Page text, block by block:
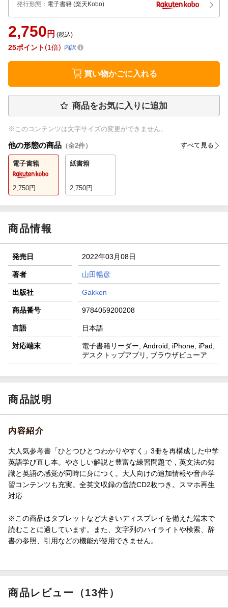
発行形態 ： 電子書籍 (楽天Kobo)
2,750 円 (税込)
25ポイント 1倍 内訳
買い物かごに入れる
商品をお気に入りに追加
※このコンテンツは文字サイズの変更ができません。
他の形態の商品 （全2件） すべて見る
電子書籍
2,750円
紙書籍
2,750円
商品情報
発売日 2022年03月08日
著者 山田暢彦
出版社 Gakken
商品番号 9784059200208
言語 日本語
対応端末
電子書籍リーダー, Android, iPhone, iPad,
デスクトップアプリ, ブラウザビューア
商品説明
内容紹介
大人気参考書「ひとつひとつわかりやすく」3冊を再構成した中学
英語学び直し本。やさしい解説と豊富な練習問題で，英文法の知
識と英語の感覚が同時に身につく。大人向けの追加情報や音声学
習コンテンツも充実。全英文収録の音読CD2枚つき。スマホ再生
対応
※この商品はタブレットなど大きいディスプレイを備えた端末で
読むことに適しています。また、文字列のハイライトや検索、辞
書の参照、引用などの機能が使用できません。
商品レビュー（13件）